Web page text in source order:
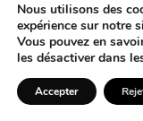
vie. Moins de
moins de bruit.
Au-delà du
urbaine. En
Nous utilisons des
expérience sur notre
Vous pouvez en
les désactiver dans
Accepter